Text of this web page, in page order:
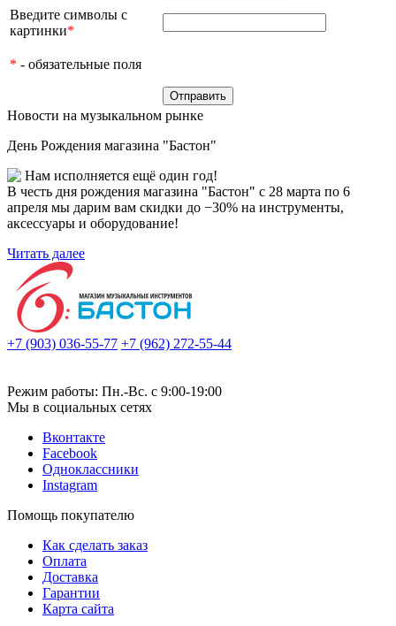
Введите символы с
картинки*
* - обязательные поля
Новости на музыкальном рынке
День Рождения магазина "Бастон"
Нам исполняется ещё один год!
В честь дня рождения магазина "Бастон" с 28 марта по 6
апреля мы дарим вам скидки до −30% на инструменты,
аксессуары и оборудование!
Читать далее
+7 (903) 036-55-77 +7 (962) 272-55-44
Режим работы: Пн.-Вс. с 9:00-19:00
Мы в социальных сетях
Вконтакте
Facebook
Одноклассники
Instagram
Помощь покупателю
Как сделать заказ
Оплата
Доставка
Гарантии
Карта сайта